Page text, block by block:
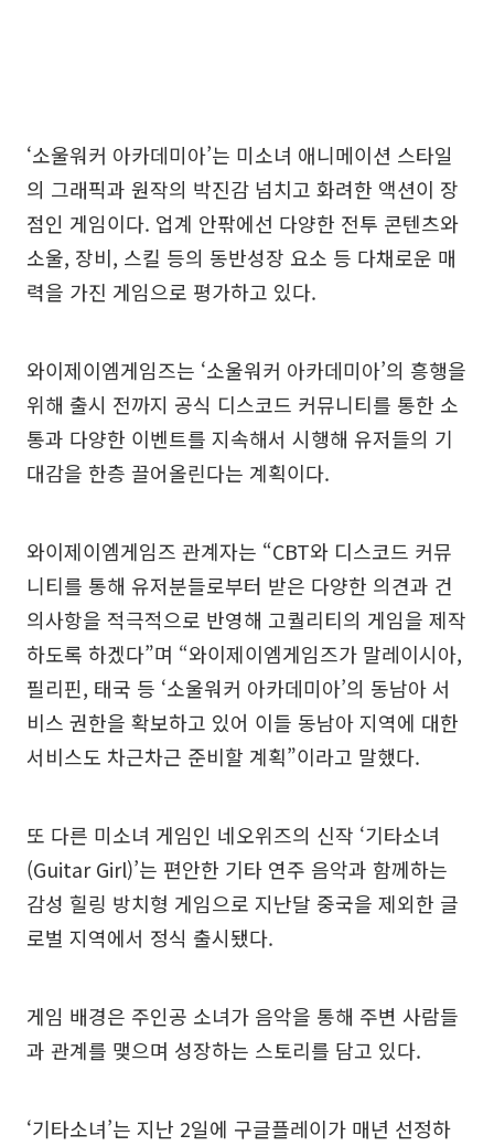
‘소울워커 아카데미아’는 미소녀 애니메이션 스타일
의 그래픽과 원작의 박진감 넘치고 화려한 액션이 장
점인 게임이다. 업계 안팎에선 다양한 전투 콘텐츠와
소울, 장비, 스킬 등의 동반성장 요소 등 다채로운 매
력을 가진 게임으로 평가하고 있다.
와이제이엠게임즈는 ‘소울워커 아카데미아’의 흥행을
위해 출시 전까지 공식 디스코드 커뮤니티를 통한 소
통과 다양한 이벤트를 지속해서 시행해 유저들의 기
대감을 한층 끌어올린다는 계획이다.
와이제이엠게임즈 관계자는 “CBT와 디스코드 커뮤
니티를 통해 유저분들로부터 받은 다양한 의견과 건
의사항을 적극적으로 반영해 고퀄리티의 게임을 제작
하도록 하겠다”며 “와이제이엠게임즈가 말레이시아,
필리핀, 태국 등 ‘소울워커 아카데미아’의 동남아 서
비스 권한을 확보하고 있어 이들 동남아 지역에 대한
서비스도 차근차근 준비할 계획”이라고 말했다.
또 다른 미소녀 게임인 네오위즈의 신작 ‘기타소녀
(Guitar Girl)’는 편안한 기타 연주 음악과 함께하는
감성 힐링 방치형 게임으로 지난달 중국을 제외한 글
로벌 지역에서 정식 출시됐다.
게임 배경은 주인공 소녀가 음악을 통해 주변 사람들
과 관계를 맺으며 성장하는 스토리를 담고 있다.
‘기타소녀’는 지난 2일에 구글플레이가 매년 선정하